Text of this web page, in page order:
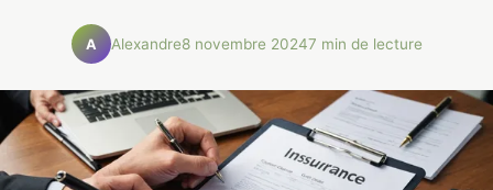
A Alexandre8 novembre 20247 min de lecture